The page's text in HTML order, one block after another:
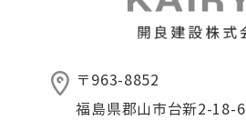
〒963-8852
福島県郡山市台新2-18-6